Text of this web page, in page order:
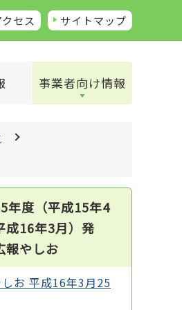
セス サイトマップ
事業者向け情報
年度（平成15年4
成16年3月）発
やしお
お 平成16年3月25